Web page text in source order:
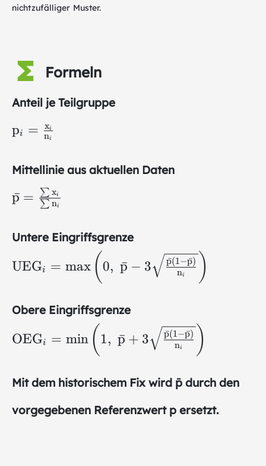
nichtzufälliger Muster.
Formeln
Anteil je Teilgruppe
\mathrm{p}_i=\frac{\mathrm{x}_i}
{\mathrm{n}_i}
pi = ni
xi
Mittellinie aus aktuellen Daten
\bar{\mathrm{p}}=\frac{\sum
\mathrm{x}_i}{\sum
p
ˉ = ∑ ni
∑ xi
Untere Eingriffsgrenze
(1-
UEGi = max ( 0, p
ˉ − 3 ni
p
ˉ(1−p
ˉ) )
Obere Eingriffsgrenze
(1-
OEGi = min ( 1, p
ˉ + 3 ni
p
ˉ(1−p
ˉ) )
Mit dem historischem Fix wird p̄ durch den
vorgegebenen Referenzwert p ersetzt.